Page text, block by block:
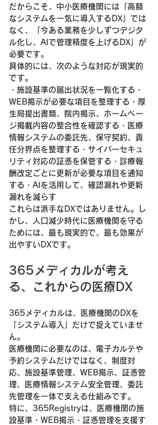
だからこそ、中小医療機関には「高額
なシステムを一気に導入するDX」では
なく、「今ある業務を少しずつデジタ
ル化し、AIで管理精度を上げるDX」が
必要です。
具体的には、次のような対応が現実的
です。
・施設基準の届出状況を一覧化する・
WEB掲示が必要な項目を整理する・厚
生局提出書類、院内掲示、ホームペー
ジ掲載内容の整合性を確認する・医療
情報システムの委託先、保守契約、責
任分界点を整理する・サイバーセキュ
リティ対応の証憑を保管する・診療報
酬改定ごとに更新が必要な項目を通知
する・AIを活用して、確認漏れや更新
漏れを減らす
これらは派手なDXではありません。し
かし、人口減少時代に医療機関を守る
ためには、最も現実的で、最も効果が
出やすいDXです。
365メディカルが考え
る、これからの医療DX
365メディカルは、医療機関のDXを
「システム導入」だけで捉えていませ
ん。
医療機関に必要なのは、電子カルテや
予約システムだけではなく、制度対
応、施設基準管理、WEB掲示、証憑管
理、医療情報システム安全管理、委託
先管理を一体で支える仕組みです。
特に、365Registryは、医療機関の施
設基準・WEB掲示・証憑管理を支援す